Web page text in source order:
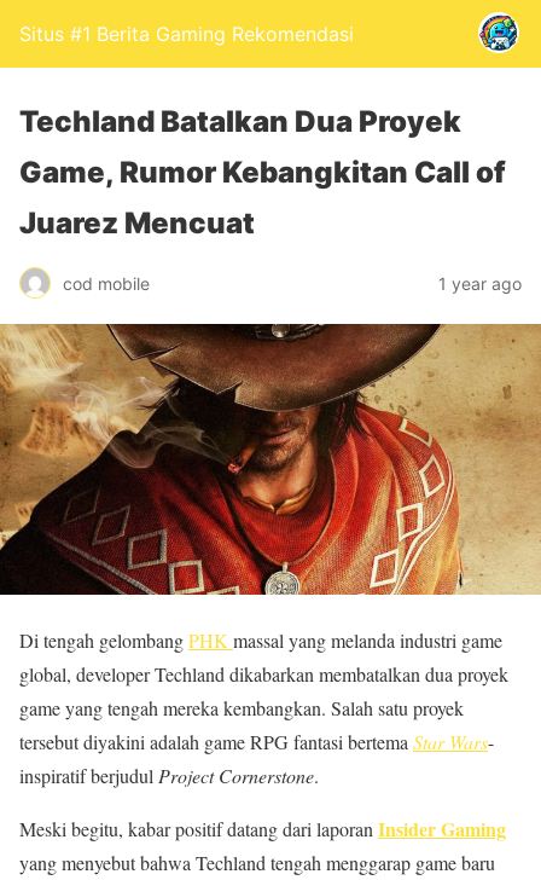
Situs #1 Berita Gaming Rekomendasi
Techland Batalkan Dua Proyek
Game, Rumor Kebangkitan Call of
Juarez Mencuat
cod mobile 1 year ago
Di tengah gelombangPHK massal yang melanda industri game
global, developer Techland dikabarkan membatalkan dua proyek
game yang tengah mereka kembangkan. Salah satu proyek
tersebut diyakini adalah game RPG fantasi bertema Star Wars-
inspiratif berjudul Project Cornerstone.
Meski begitu, kabar positif datang dari laporan Insider Gaming
yang menyebut bahwa Techland tengah menggarap game baru